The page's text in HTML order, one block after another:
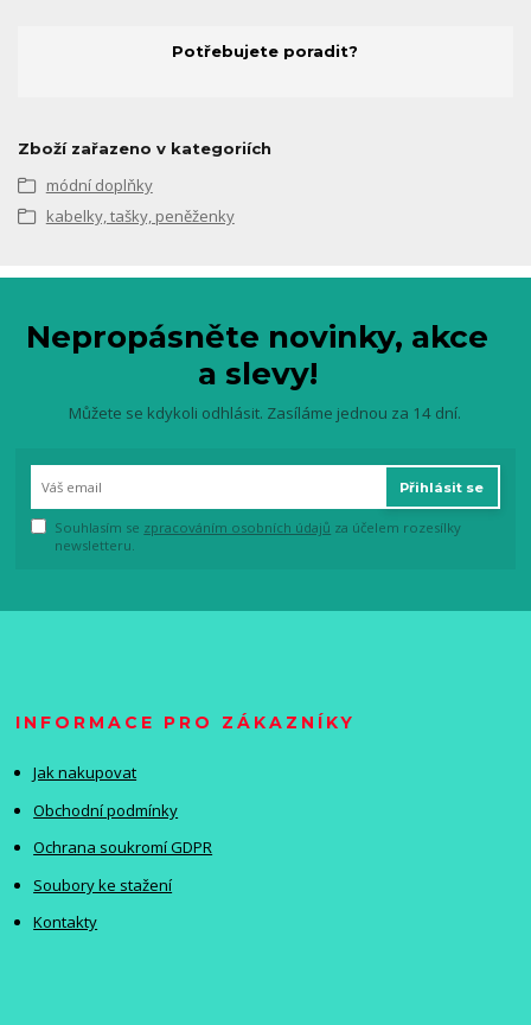
Potřebujete poradit?
Zboží zařazeno v kategoriích
módní doplňky
kabelky, tašky, peněženky
Nepropásněte novinky, akce
a slevy!
Můžete se kdykoli odhlásit. Zasíláme jednou za 14 dní.
Přihlásit se
Souhlasím se zpracováním osobních údajů za účelem rozesílky
newsletteru.
INFORMACE PRO ZÁKAZNÍKY
Jak nakupovat
Obchodní podmínky
Ochrana soukromí GDPR
Soubory ke stažení
Kontakty